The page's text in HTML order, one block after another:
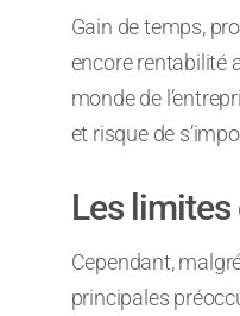
Gain de temps,
encore rentabilité
monde de
et risque de
Les limites
Cependant,
principales